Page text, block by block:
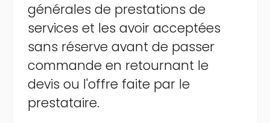
générales de prestations de
services et les avoir acceptées
sans réserve avant de passer
commande en retournant le
devis ou l'offre faite par le
prestataire.